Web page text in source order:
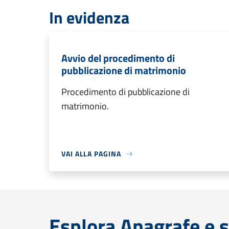
In evidenza
Avvio del procedimento di
pubblicazione di matrimonio
Procedimento di pubblicazione di
matrimonio.
VAI ALLA PAGINA